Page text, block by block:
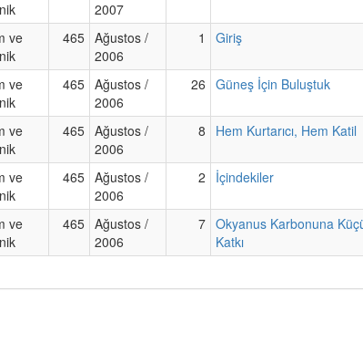
2007
ve
465 Ağustos /
2006
1 Giriş
ve
465 Ağustos /
2006
26 Güneş İçin Buluştuk
ve
465 Ağustos /
2006
8 Hem Kurtarıcı, Hem Katil
ve
465 Ağustos /
2006
2 İçindekiler
ve
465 Ağustos /
2006
7 Okyanus Karbonuna
Katkı